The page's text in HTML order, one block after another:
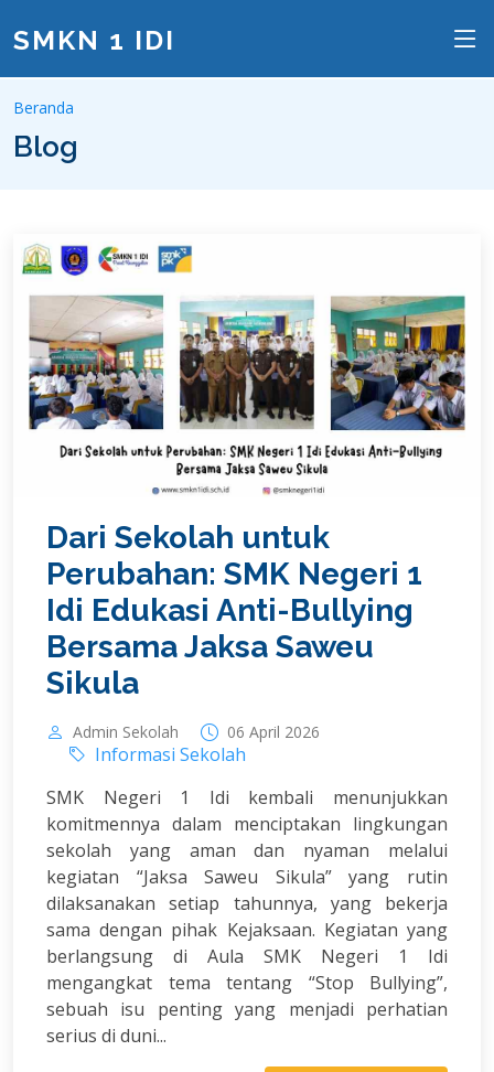
SMKN 1 IDI
Beranda
Blog
Dari Sekolah untuk
Perubahan: SMK Negeri 1
Idi Edukasi Anti-Bullying
Bersama Jaksa Saweu
Sikula
Admin Sekolah 06 April 2026
Informasi Sekolah
SMK Negeri 1 Idi kembali menunjukkan
komitmennya dalam menciptakan lingkungan
sekolah yang aman dan nyaman melalui
kegiatan “Jaksa Saweu Sikula” yang rutin
dilaksanakan setiap tahunnya, yang bekerja
sama dengan pihak Kejaksaan. Kegiatan yang
berlangsung di Aula SMK Negeri 1 Idi
mengangkat tema tentang “Stop Bullying”,
sebuah isu penting yang menjadi perhatian
serius di duni...